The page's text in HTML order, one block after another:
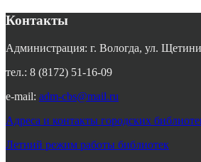
Контакты
Администрация: г. Вологда, ул.
тел.: 8 (8172) 51-16-09
e-mail: adm-cbs@mail.ru
Адреса и контакты городских
Летний режим работы библиотек